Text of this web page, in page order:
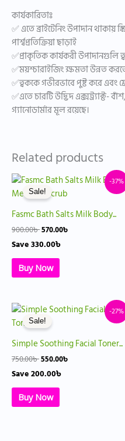
কার্যকারিতাঃ
✅ এতে ব্রাইটেনিং উপাদান থাকায়
পার্শ্বপ্রতিক্রিয়া ছাড়াই
✅প্রাকৃতিক কার্যকরী উপাদানগুলি
✅ময়শ্চারাইজিং ক্ষমতা উন্নত
✅ত্বককে গভীরভাবে পুষ্ট করে এবং
✅এতে চারটি উদ্ভিদ এক্সট্র্যাক্ট-
গ্যানোডার্মার মূল রয়েছে।
Related products
-37%
Sale!
Fasmc Bath Salts Milk Body...
900.00৳
Original
price
was:
900.00৳ .
570.00৳
Current
570.00৳ .
Save330.00৳
Buy Now
-27%
Sale!
Simple Soothing Facial Toner...
750.00৳
Original
price
was:
750.00৳ .
550.00৳
Current
price
550.00৳ .
Save200.00৳
Buy Now